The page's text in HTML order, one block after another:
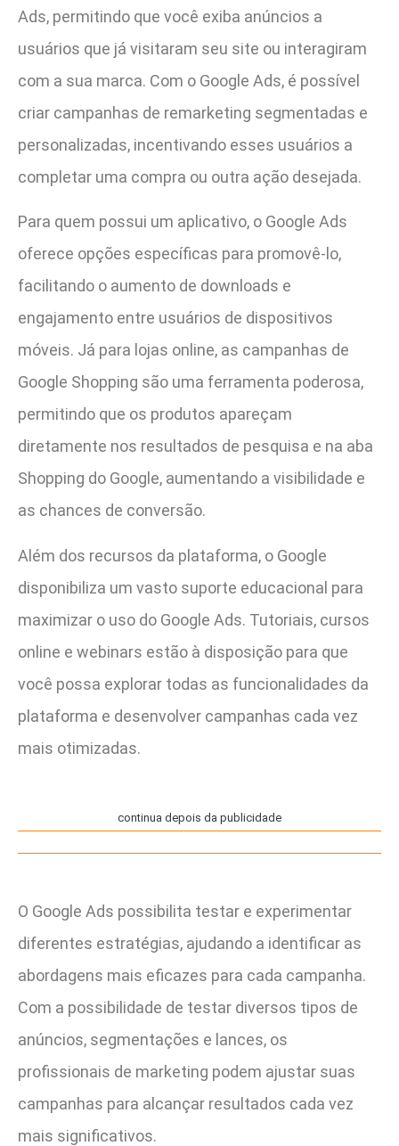
Ads, permitindo que você exiba anúncios a
usuários que já visitaram seu site ou interagiram
com a sua marca. Com o Google Ads, é possível
criar campanhas de remarketing segmentadas e
personalizadas, incentivando esses usuários a
completar uma compra ou outra ação desejada.
Para quem possui um aplicativo, o Google Ads
oferece opções específicas para promovê-lo,
facilitando o aumento de downloads e
engajamento entre usuários de dispositivos
móveis. Já para lojas online, as campanhas de
Google Shopping são uma ferramenta poderosa,
permitindo que os produtos apareçam
diretamente nos resultados de pesquisa e na aba
Shopping do Google, aumentando a visibilidade e
as chances de conversão.
Além dos recursos da plataforma, o Google
disponibiliza um vasto suporte educacional para
maximizar o uso do Google Ads. Tutoriais, cursos
online e webinars estão à disposição para que
você possa explorar todas as funcionalidades da
plataforma e desenvolver campanhas cada vez
mais otimizadas.
continua depois da publicidade
O Google Ads possibilita testar e experimentar
diferentes estratégias, ajudando a identificar as
abordagens mais eficazes para cada campanha.
Com a possibilidade de testar diversos tipos de
anúncios, segmentações e lances, os
profissionais de marketing podem ajustar suas
campanhas para alcançar resultados cada vez
mais significativos.